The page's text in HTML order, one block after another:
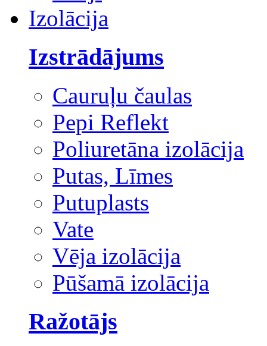
Izolācija
Izstrādājums
Cauruļu čaulas
Pepi Reflekt
Poliuretāna izolācija
Putas, Līmes
Putuplasts
Vate
Vēja izolācija
Pūšamā izolācija
Ražotājs